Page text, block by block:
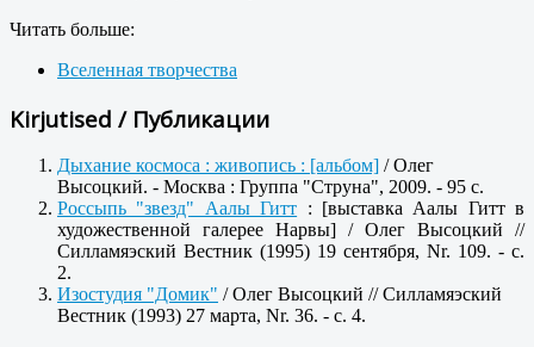
Читать больше:
Вселенная творчества
Kirjutised / Публикации
Дыхание космоса : живопись : [альбом] / Олег
Высоцкий. - Москва : Группа "Струна", 2009. - 95 с.
Россыпь "звезд" Аалы Гитт : [выставка Аалы Гитт в
художественной галерее Нарвы] / Олег Высоцкий //
Силламяэский Вестник (1995) 19 сентября, Nr. 109. - c.
2.
Изостудия "Домик" / Олег Высоцкий // Силламяэский
Вестник (1993) 27 марта, Nr. 36. - c. 4.